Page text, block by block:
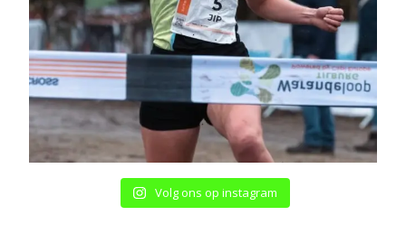
Volg ons op instagram